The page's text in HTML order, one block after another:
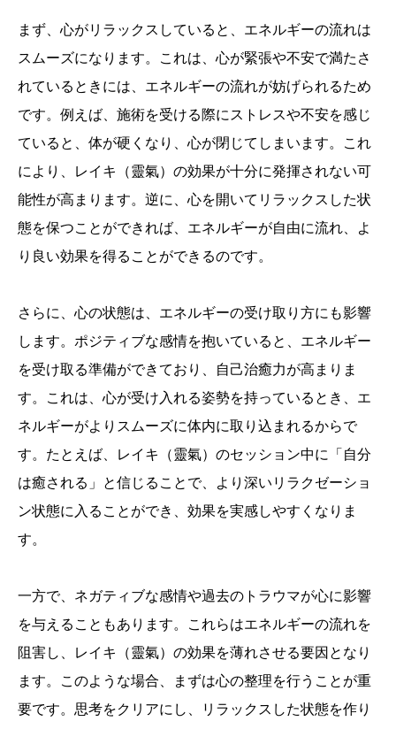
まず、心がリラックスしていると、エネルギーの流れは
スムーズになります。これは、心が緊張や不安で満たさ
れているときには、エネルギーの流れが妨げられるため
です。例えば、施術を受ける際にストレスや不安を感じ
ていると、体が硬くなり、心が閉じてしまいます。これ
により、レイキ（靈氣）の効果が十分に発揮されない可
能性が高まります。逆に、心を開いてリラックスした状
態を保つことができれば、エネルギーが自由に流れ、よ
り良い効果を得ることができるのです。
さらに、心の状態は、エネルギーの受け取り方にも影響
します。ポジティブな感情を抱いていると、エネルギー
を受け取る準備ができており、自己治癒力が高まりま
す。これは、心が受け入れる姿勢を持っているとき、エ
ネルギーがよりスムーズに体内に取り込まれるからで
す。たとえば、レイキ（靈氣）のセッション中に「自分
は癒される」と信じることで、より深いリラクゼーショ
ン状態に入ることができ、効果を実感しやすくなりま
す。
一方で、ネガティブな感情や過去のトラウマが心に影響
を与えることもあります。これらはエネルギーの流れを
阻害し、レイキ（靈氣）の効果を薄れさせる要因となり
ます。このような場合、まずは心の整理を行うことが重
要です。思考をクリアにし、リラックスした状態を作り